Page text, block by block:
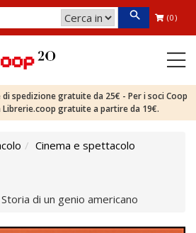
(0)
spedizione gratuite da 25€ - Per i soci Coop
gratuite a partire da 19€.
Cinema e spettacolo
di un genio americano